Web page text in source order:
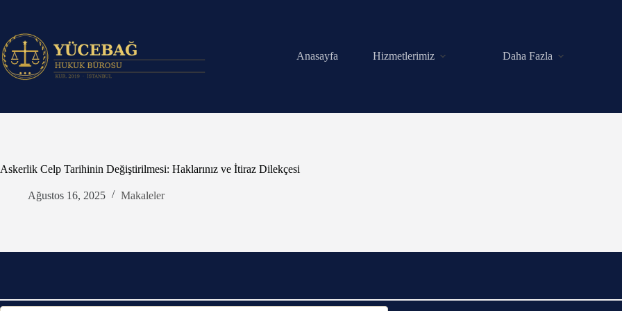
Anasayfa Hizmetlerimiz Daha Fazla
Askerlik Celp Tarihinin Değiştirilmesi: Haklarınız ve İtiraz Dilekçesi
Ağustos 16, 2025 Makaleler